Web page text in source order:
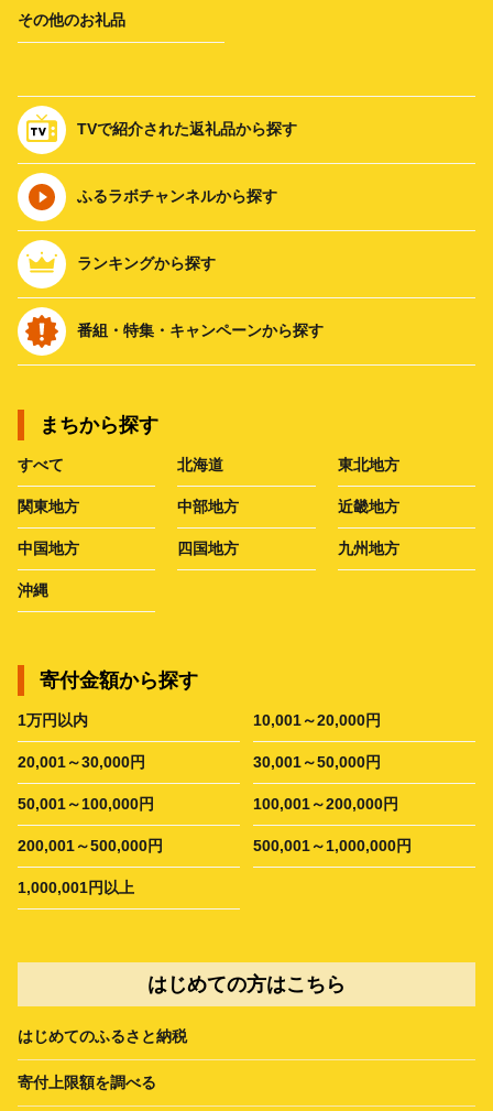
その他のお礼品
TVで紹介された返礼品から探す
ふるラボチャンネルから探す
ランキングから探す
番組・特集・キャンペーンから探す
まちから探す
すべて 北海道 東北地方
関東地方 中部地方 近畿地方
中国地方 四国地方 九州地方
沖縄
寄付金額から探す
1万円以内 10,001～20,000円
20,001～30,000円 30,001～50,000円
50,001～100,000円 100,001～200,000円
200,001～500,000円 500,001～1,000,000円
1,000,001円以上
はじめての方はこちら
はじめてのふるさと納税
寄付上限額を調べる